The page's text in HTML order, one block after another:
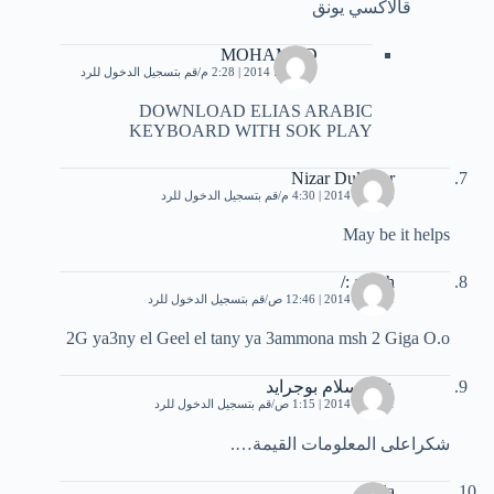
قالاكسي يونق
MOHAMAD
7 مارس، 2014 | 2:28 م قم بتسجيل الدخول للرد
DOWNLOAD ELIAS ARABIC
KEYBOARD WITH SOK PLAY
Nizar Dulawer
10 يناير، 2014 | 4:30 م قم بتسجيل الدخول للرد
May be it helps
a7eeh :/
11 يناير، 2014 | 12:46 ص قم بتسجيل الدخول للرد
2G ya3ny el Geel el tany ya 3ammona msh 2 Giga O.o
عبدالسلام بوجرايد
11 يناير، 2014 | 1:15 ص قم بتسجيل الدخول للرد
شكراعلى المعلومات القيمة….